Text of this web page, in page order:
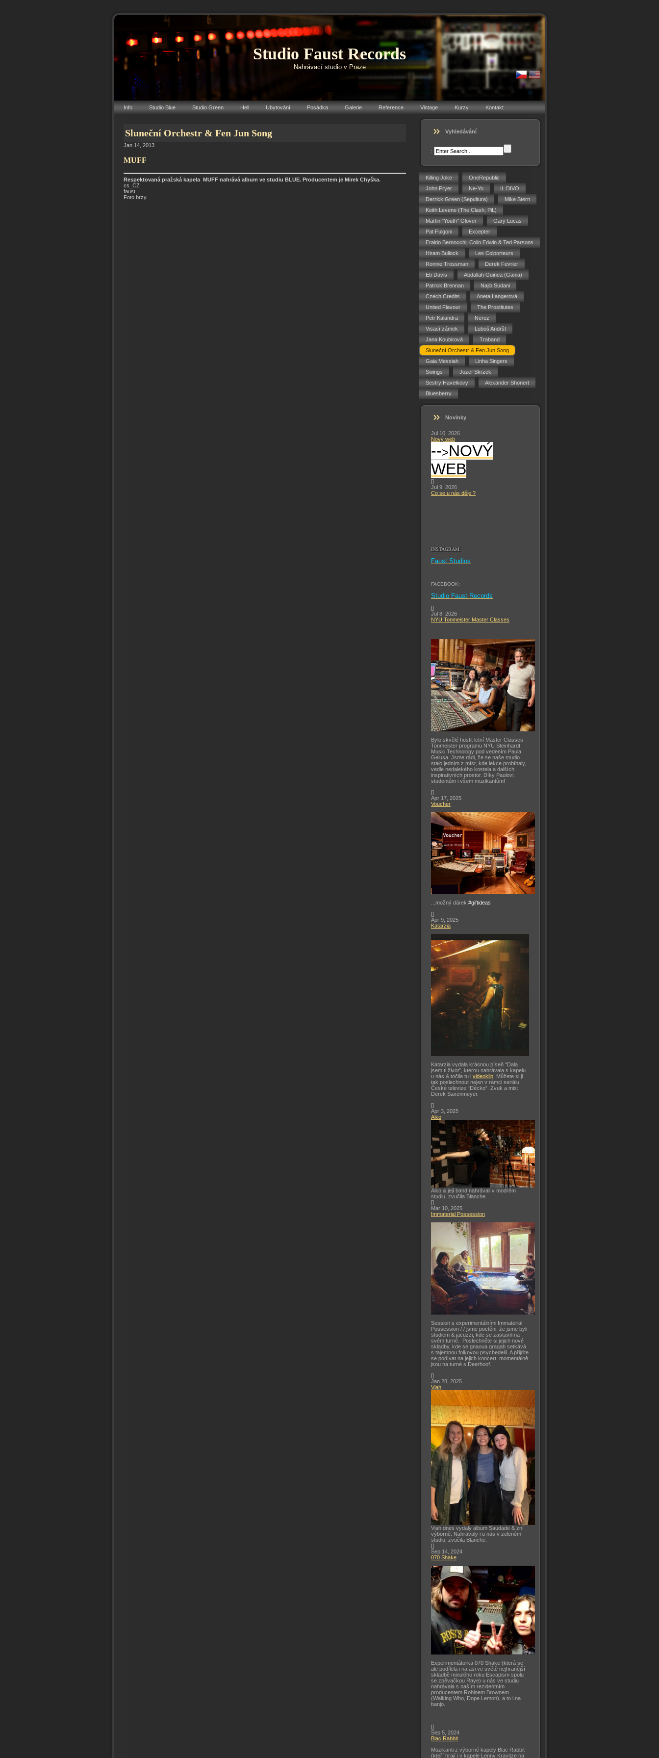
Studio Faust Records
Nahrávací studio v Praze
Info Studio Blue Studio Green Hell Ubytování Posádka Galerie Reference Vintage Kurzy Kontakt
Sluneční Orchestr & Fen Jun Song
Jan 14, 2013
MUFF
Respektovaná pražská kapela MUFF nahrává album ve studiu BLUE. Producentem je Mirek Chyška.
cs_CZ
faust
Foto brzy.
Vyhledávání
:
Killing Joke
OneRepublic
John Fryer
Ne-Yo
IL DIVO
Derrick Green (Sepultura)
Mike Stern
Keith Levene (The Clash, PiL)
Martin "Youth" Glover
Gary Lucas
Pat Fulgoni
Excepter
Eraldo Bernocchi, Colin Edwin & Ted Parsons
Hiram Bullock
Les Colporteurs
Ronnie Trossman
Derek Fevrier
Eb Davis
Abdallah Guinea (Gania)
Patrick Brennan
Najib Sudani
Czech Credits
Aneta Langerová
United Flavour
The Prostitutes
Petr Kalandra
Nerez
Visací zámek
Luboš Andršt
Jana Koubková
Traband
Sluneční Orchestr & Fen Jun Song
Gaia Messiah
Linha Singers
Swings
Jozef Skrzek
Sestry Havelkovy
Alexander Shonert
Bluesberry
Novinky
Jul 10, 2026
Nový web
-->NOVÝ
WEB
[]
Jul 9, 2026
Co se u nás děje ?
INSTAGRAM:
Faust Studios
FACEBOOK:
Studio Faust Records
[]
Jul 8, 2026
NYU Tonmeister Master Classes
Bylo skvělé hostit letní Master Classes
Tonmeister programu NYU Steinhardt
Music Technology pod vedením Paula
Gelusa. Jsme rádi, že se naše studio
stalo jedním z míst, kde lekce probíhaly,
vedle nedalekého kostela a dalších
inspirativních prostor. Díky Paulovi,
studentům i všem muzikantům!
[]
Apr 17, 2025
Voucher
...možný dárek #giftideas
[]
Apr 9, 2025
Katarzia
Katarzia vydala krásnou píseň “Dala
jsem ti život”, kterou nahrávala s kapelu
u nás & točila tu i videoklip . Můžete si ji
tak poslechnout nejen v rámci seriálu
České televize “Děcko”. Zvuk a mix:
Derek Saxenmeyer.
[]
Apr 3, 2025
Aiko
Aiko & její band nahrávali v modrém
studiu, zvučila Blanche.
[]
Mar 10, 2025
Immaterial Possession
Session s experimentálními Immaterial
Possession / / jsme poctěni, že jsme byli
studiem & jacuzzi, kde se zastavili na
svém turné. Poslechněte si jejich nové
skladby, kde se gnaoua qraqab setkává
s tajemnou folkovou psychedelií. A přijďte
se podívat na jejich koncert, momentálně
jsou na turné s Deerhoof.
[]
Jan 28, 2025
Viah
Viah dnes vydaly album Saudade & zní
výborně. Nahrávaly i u nás v zeleném
studiu, zvučila Blanche.
[]
Sep 14, 2024
070 Shake
Experimentátorka 070 Shake (která se
ale podílela i na asi ve světě nejhranější
skladbě minulého roku Escapism spolu
se zpěvačkou Raye) u nás ve studiu
nahrávala s naším rezidentním
producentem Rohinem Brownem
(Walking Who, Dope Lemon), a to i na
banjo.
[]
Sep 5, 2024
Blac Rabbit
Muzikanti z výborné kapely Blac Rabbit
(kteří hrají i v kapele Lenny Kravitze na